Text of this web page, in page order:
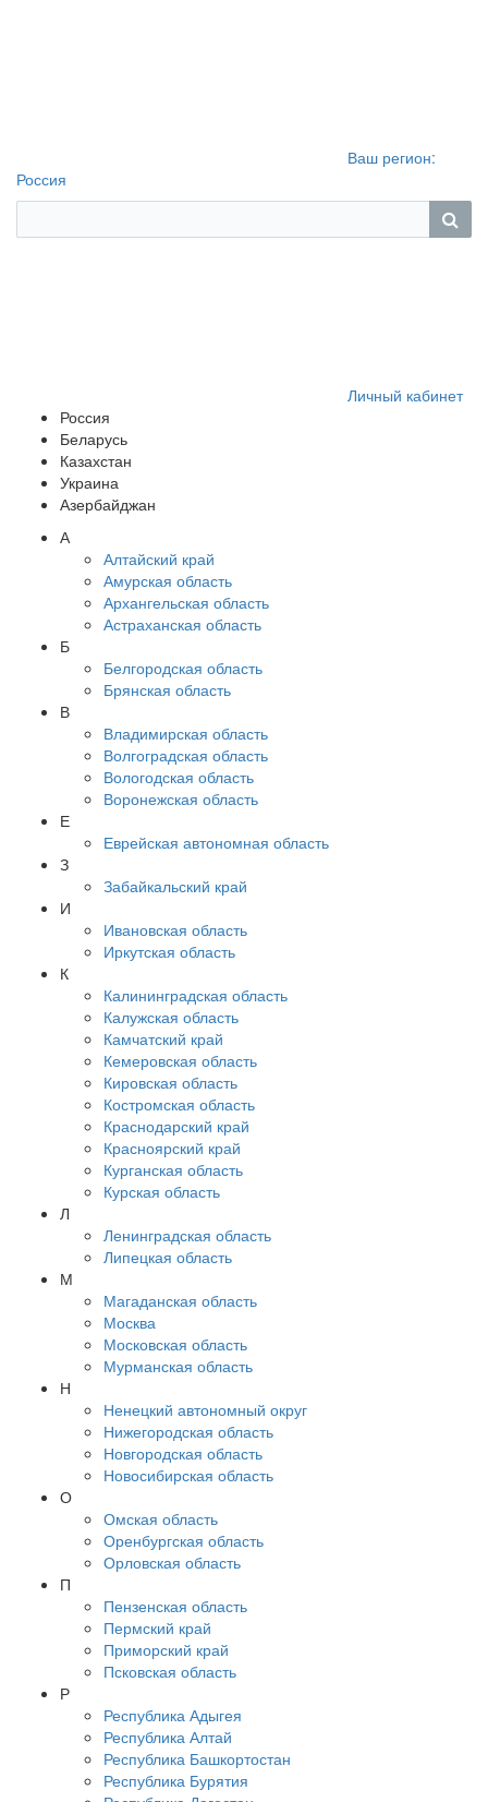
Ваш регион:
Россия
Личный кабинет
Россия
Беларусь
Казахстан
Украина
Азербайджан
А
Алтайский край
Амурская область
Архангельская область
Астраханская область
Б
Белгородская область
Брянская область
В
Владимирская область
Волгоградская область
Вологодская область
Воронежская область
Е
Еврейская автономная область
З
Забайкальский край
И
Ивановская область
Иркутская область
К
Калининградская область
Калужская область
Камчатский край
Кемеровская область
Кировская область
Костромская область
Краснодарский край
Красноярский край
Курганская область
Курская область
Л
Ленинградская область
Липецкая область
М
Магаданская область
Москва
Московская область
Мурманская область
Н
Ненецкий автономный округ
Нижегородская область
Новгородская область
Новосибирская область
О
Омская область
Оренбургская область
Орловская область
П
Пензенская область
Пермский край
Приморский край
Псковская область
Р
Республика Адыгея
Республика Алтай
Республика Башкортостан
Республика Бурятия